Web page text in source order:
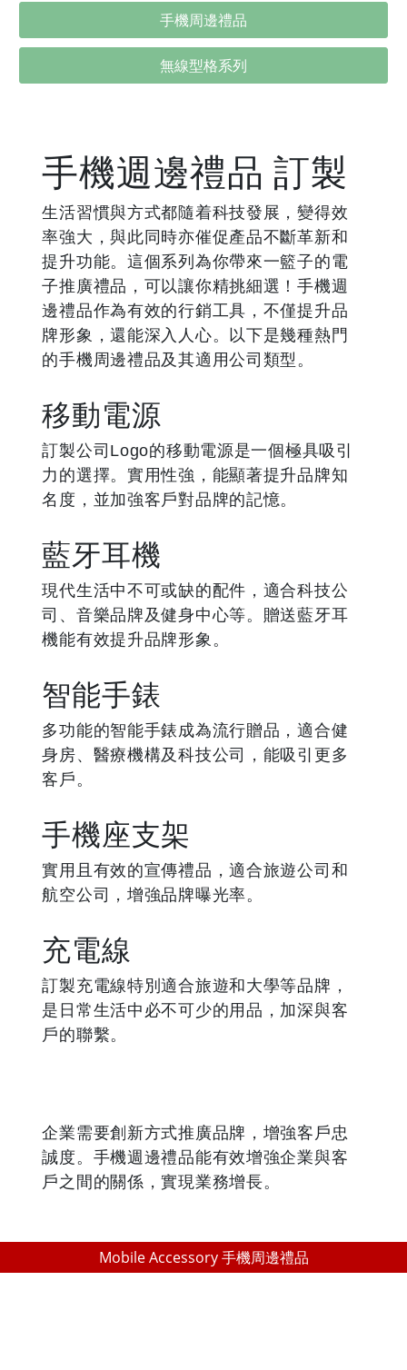
手機周邊禮品
無線型格系列
手機週邊禮品 訂製
生活習慣與方式都隨着科技發展，變得效
率強大，與此同時亦催促產品不斷革新和
提升功能。這個系列為你帶來一籃子的電
子推廣禮品，可以讓你精挑細選！手機週
邊禮品作為有效的行銷工具，不僅提升品
牌形象，還能深入人心。以下是幾種熱門
的手機周邊禮品及其適用公司類型。
移動電源
訂製公司Logo的移動電源是一個極具吸引
力的選擇。實用性強，能顯著提升品牌知
名度，並加強客戶對品牌的記憶。
藍牙耳機
現代生活中不可或缺的配件，適合科技公
司、音樂品牌及健身中心等。贈送藍牙耳
機能有效提升品牌形象。
智能手錶
多功能的智能手錶成為流行贈品，適合健
身房、醫療機構及科技公司，能吸引更多
客戶。
手機座支架
實用且有效的宣傳禮品，適合旅遊公司和
航空公司，增強品牌曝光率。
充電線
訂製充電線特別適合旅遊和大學等品牌，
是日常生活中必不可少的用品，加深與客
戶的聯繫。
企業需要創新方式推廣品牌，增強客戶忠
誠度。手機週邊禮品能有效增強企業與客
戶之間的關係，實現業務增長。
Mobile Accessory 手機周邊禮品